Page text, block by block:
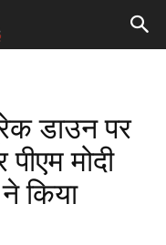
डाउन पर
मोदी
किया